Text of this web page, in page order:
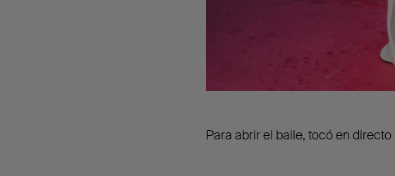
Para abrir el baile, tocó en directo